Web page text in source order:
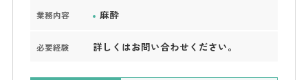
業務内容 麻酔
必要経験 詳しくはお問い合わせください。